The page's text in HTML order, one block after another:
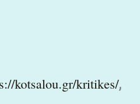
kotsalou.gr/kritikes/,